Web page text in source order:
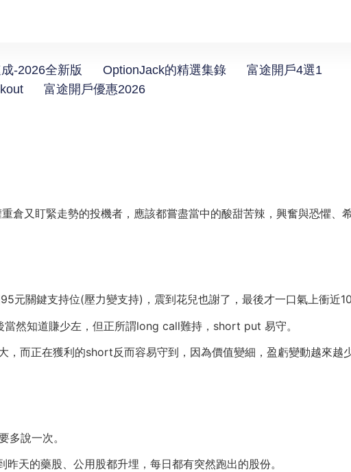
-2026全新版 OptionJack的精選集錄
富途開戶4選1
富途開戶優惠2026
倉又盯緊走勢的投機者，應該都嘗盡當中的酸甜苦辣，興奮與恐懼、
關鍵支持位(壓力變支持)，震到花兒也謝了，最後才一口氣上衝近
然知道賺少左，但正所謂long call難持，short put 易守。
而正在獲利的short反而容易守到，因為價值變細，盈虧變動越來越
多說一次。
天的藥股、公用股都升埋，每日都有突然跑出的股份。